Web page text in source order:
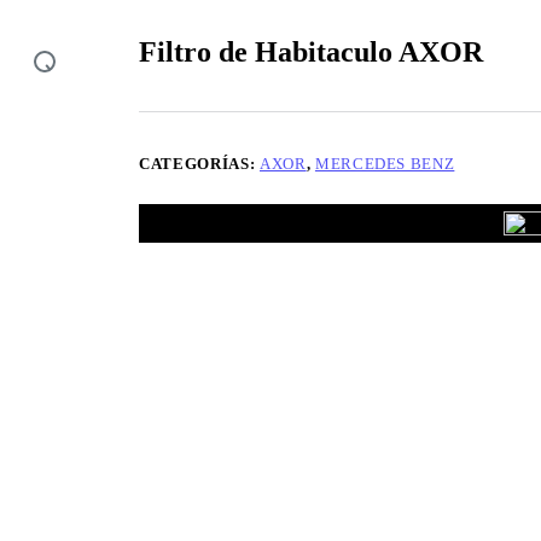
Filtro de Habitaculo AXOR
CATEGORÍAS: AXOR, MERCEDES BENZ